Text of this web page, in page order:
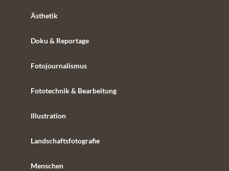
Ästhetik
Doku & Reportage
Fotojournalismus
Fototechnik & Bearbeitung
Illustration
Landschaftsfotografie
Menschen